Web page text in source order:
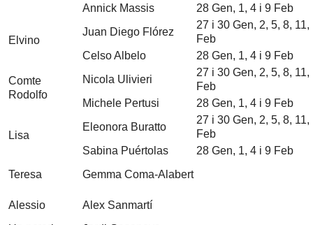
Annick Massis
28 Gen, 1, 4 i 9 Feb
Elvino
Juan Diego Flórez
27 i 30 Gen, 2, 5, 8, 11,
Feb
Celso Albelo
28 Gen, 1, 4 i 9 Feb
Comte
Rodolfo
Nicola Ulivieri
27 i 30 Gen, 2, 5, 8, 11,
Feb
Michele Pertusi
28 Gen, 1, 4 i 9 Feb
Lisa
Eleonora Buratto
27 i 30 Gen, 2, 5, 8, 11,
Feb
Sabina Puértolas
28 Gen, 1, 4 i 9 Feb
Teresa
Gemma Coma-Alabert
Alessio
Alex Sanmartí